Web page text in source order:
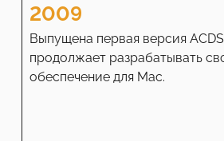
2009
Выпущена первая версия
продолжает разрабатывать
обеспечение для Mac.